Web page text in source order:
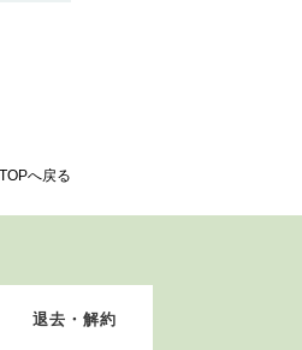
へ戻る
退去・解約